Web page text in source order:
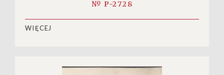
№ P-2728
WIĘCEJ